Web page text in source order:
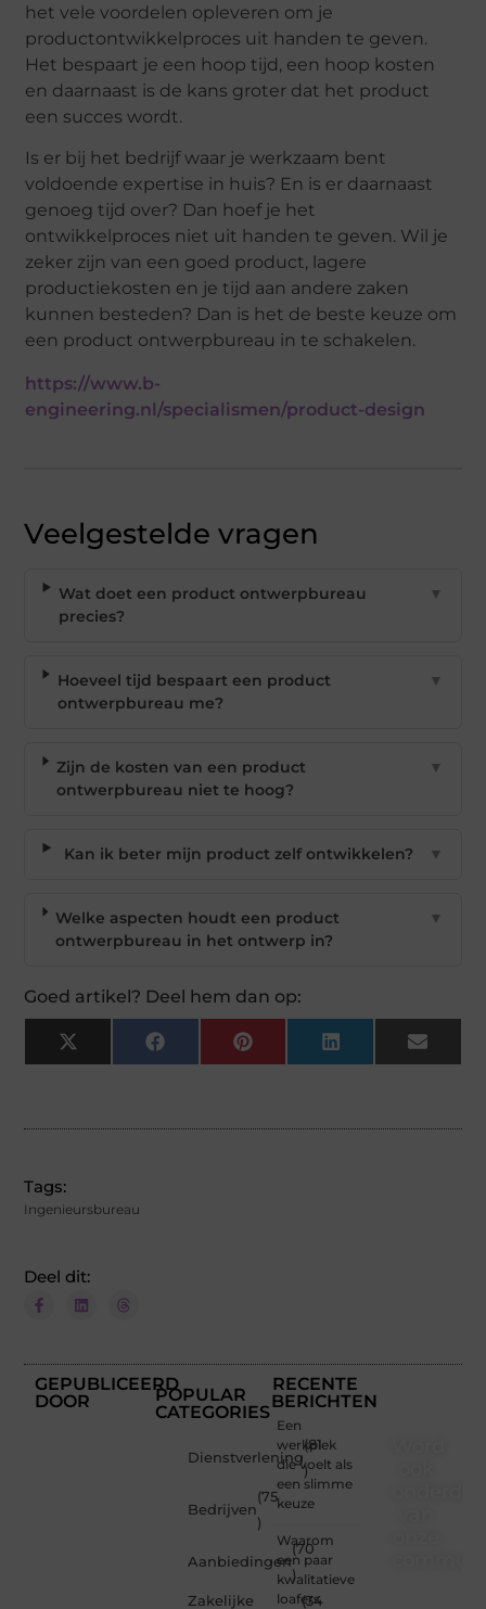
het vele voordelen opleveren om je
productontwikkelproces uit handen te geven.
Het bespaart je een hoop tijd, een hoop kosten
en daarnaast is de kans groter dat het product
een succes wordt.
Is er bij het bedrijf waar je werkzaam bent
voldoende expertise in huis? En is er daarnaast
genoeg tijd over? Dan hoef je het
ontwikkelproces niet uit handen te geven. Wil je
zeker zijn van een goed product, lagere
productiekosten en je tijd aan andere zaken
kunnen besteden? Dan is het de beste keuze om
een product ontwerpbureau in te schakelen.
https://www.b-
engineering.nl/specialismen/product-design
Veelgestelde vragen
Wat doet een product ontwerpbureau
precies?
▼
Hoeveel tijd bespaart een product
ontwerpbureau me?
▼
Zijn de kosten van een product
ontwerpbureau niet te hoog?
▼
Kan ik beter mijn product zelf ontwikkelen? ▼
Welke aspecten houdt een product
ontwerpbureau in het ontwerp in?
▼
Goed artikel? Deel hem dan op:
X
(Twitter)
Facebook Pinterest LinkedIn Email
Tags:
Ingenieursbureau
Deel dit:
GEPUBLICEERD
DOOR
POPULAR
CATEGORIES
Dienstverlening
(81
)
Bedrijven
(75
)
Aanbiedingen
(70
)
Zakelijke
(34
RECENTE
BERICHTEN
Een
werkplek
die voelt als
een slimme
keuze
Waarom
een paar
kwalitatieve
loafers